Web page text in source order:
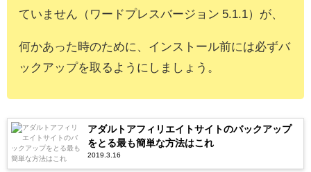
ていません（ワードプレスバージョン 5.1.1）が、
何かあった時のために、インストール前には必ずバ
ックアップを取るようにしましょう。
アダルトアフィリエイトサイトのバックアップ
をとる最も簡単な方法はこれ
2019.3.16